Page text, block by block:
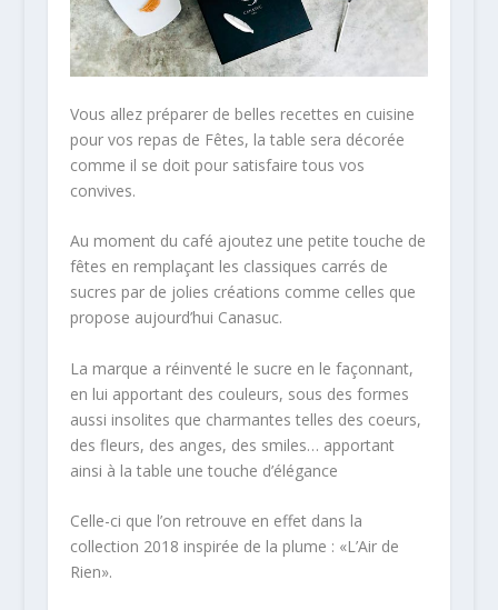
Vous allez préparer de belles recettes en cuisine
pour vos repas de Fêtes, la table sera décorée
comme il se doit pour satisfaire tous vos
convives.
Au moment du café ajoutez une petite touche de
fêtes en remplaçant les classiques carrés de
sucres par de jolies créations comme celles que
propose aujourd’hui Canasuc.
La marque a réinventé le sucre en le façonnant,
en lui apportant des couleurs, sous des formes
aussi insolites que charmantes telles des coeurs,
des fleurs, des anges, des smiles… apportant
ainsi à la table une touche d’élégance
Celle-ci que l’on retrouve en effet dans la
collection 2018 inspirée de la plume : «L’Air de
Rien».